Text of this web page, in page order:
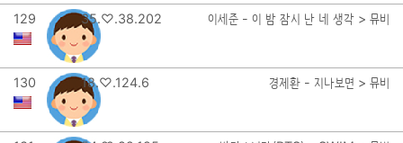
129 35.♡.38.202 이세준 - 이 밤 잠시 난 네 생각 > 뮤비
130 18.♡.124.6 경제환 - 지나보면 > 뮤비